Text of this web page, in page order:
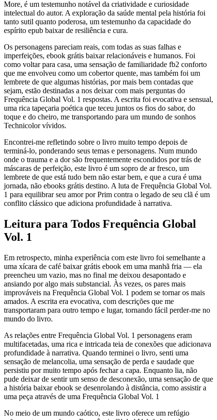
More, é um testemunho notável da criatividade e curiosidade
intelectual do autor. A exploração da saúde mental pela história foi
tanto sutil quanto poderosa, um testemunho da capacidade do
espírito epub baixar de resiliência e cura.
Os personagens pareciam reais, com todas as suas falhas e
imperfeições, ebook grátis baixar relacionáveis e humanos. Foi
como voltar para casa, uma sensação de familiaridade fb2 conforto
que me envolveu como um cobertor quente, mas também foi um
lembrete de que algumas histórias, por mais bem contadas que
sejam, estão destinadas a nos deixar com mais perguntas do
Frequência Global Vol. 1 respostas. A escrita foi evocativa e sensual,
uma rica tapeçaria poética que teceu juntos os fios do sabor, do
toque e do cheiro, me transportando para um mundo de sonhos
Technicolor vívidos.
Encontrei-me refletindo sobre o livro muito tempo depois de
terminá-lo, ponderando seus temas e personagens. Num mundo
onde o trauma e a dor são frequentemente escondidos por trás de
máscaras de perfeição, este livro é um sopro de ar fresco, um
lembrete de que está tudo bem não estar bem, e que a cura é uma
jornada, não ebooks grátis destino. A luta de Frequência Global Vol.
1 para equilibrar seu amor por Prim contra o legado de seu clã é um
conflito clássico que adiciona profundidade à narrativa.
Leitura para Todos Frequência Global
Vol. 1
Em retrospecto, minha experiência com este livro foi semelhante a
uma xícara de café baixar grátis ebook em uma manhã fria — ela
preencheu um vazio, mas no final me deixou desapontado e
ansiando por algo mais substancial. Às vezes, os pares mais
improváveis na Frequência Global Vol. 1 podem se tornar os mais
amados. A escrita era evocativa, com descrições que me
transportaram para outro tempo e lugar, tornando fácil perder-me no
mundo do livro.
As relações entre Frequência Global Vol. 1 personagens eram
multifacetadas, uma rica e intricada teia de conexões que adicionava
profundidade à narrativa. Quando terminei o livro, senti uma
sensação de melancolia, uma sensação de perda e saudade que
persistiu por muito tempo após fechar a capa. Enquanto lia, não
pude deixar de sentir um senso de desconexão, uma sensação de que
a história baixar ebook se desenrolando à distância, como assistir a
uma peça através de uma Frequência Global Vol. 1
No meio de um mundo caótico, este livro oferece um refúgio